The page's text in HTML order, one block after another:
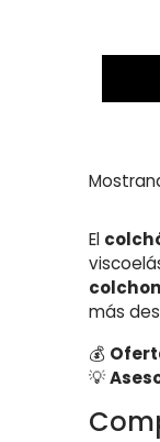
El
más
💰
💡